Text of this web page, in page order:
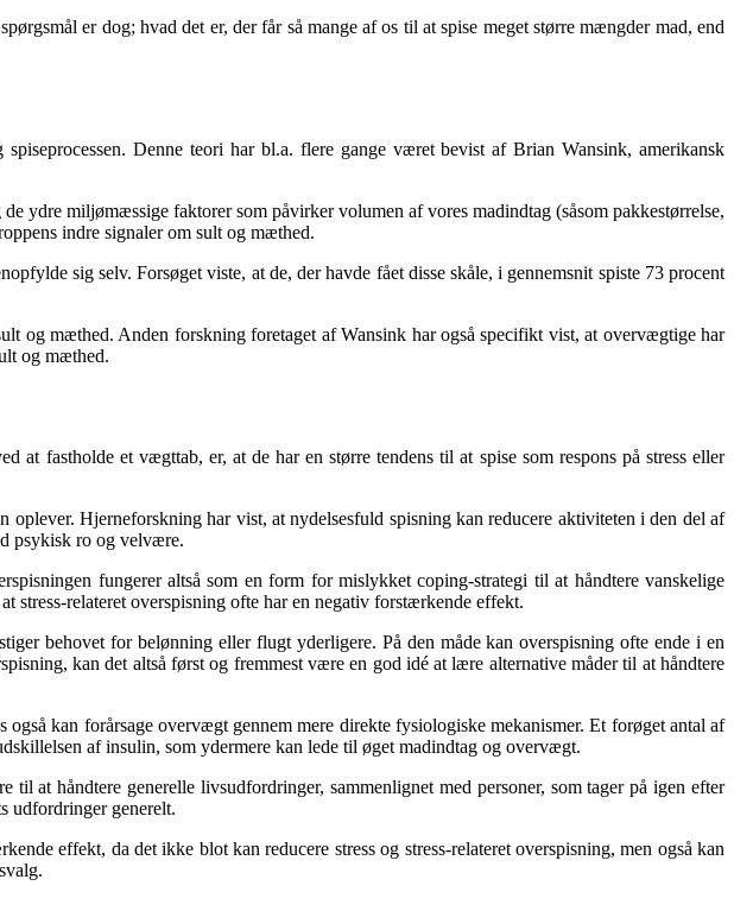
er dog; hvad det er, der får så mange af os til at spise meget større mængder mad, end
Denne teori har bl.a. flere gange været bevist af Brian Wansink, amerikansk
ydre miljømæssige faktorer som påvirker volumen af vores madindtag (såsom pakkestørrelse,
indre signaler om sult og mæthed.
sig selv. Forsøget viste, at de, der havde fået disse skåle, i gennemsnit spiste 73 procent
og mæthed. Anden forskning foretaget af Wansink har også specifikt vist, at overvægtige har
og mæthed.
fastholde et vægttab, er, at de har en større tendens til at spise som respons på stress eller
Hjerneforskning har vist, at nydelsesfuld spisning kan reducere aktiviteten i den del af
psykisk ro og velvære.
fungerer altså som en form for mislykket coping-strategi til at håndtere vanskelige
stress-relateret overspisning ofte har en negativ forstærkende effekt.
behovet for belønning eller flugt yderligere. På den måde kan overspisning ofte ende i en
kan det altså først og fremmest være en god idé at lære alternative måder til at håndtere
kan forårsage overvægt gennem mere direkte fysiologiske mekanismer. Et forøget antal af
af insulin, som ydermere kan lede til øget madindtag og overvægt.
at håndtere generelle livsudfordringer, sammenlignet med personer, som tager på igen efter
udfordringer generelt.
effekt, da det ikke blot kan reducere stress og stress-relateret overspisning, men også kan